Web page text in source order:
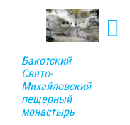
Бакотский
Свято-
Михайловский
пещерный
монастырь